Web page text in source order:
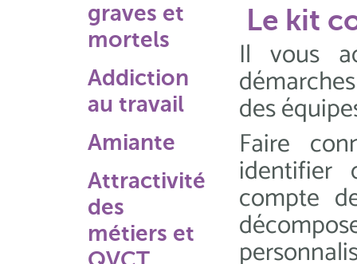
graves et
mortels
Addiction
au travail
Amiante
Attractivité
des
métiers et
Le kit
Il vous
des
Faire
identifier
compte